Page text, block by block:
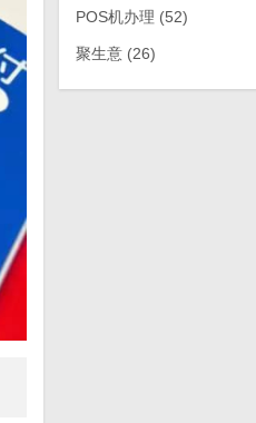
POS机办理 (52)
聚生意(26)